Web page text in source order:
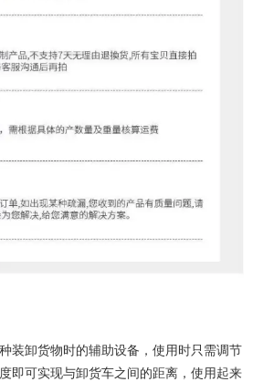
装卸货物时的辅助设备，使用时只需调节
即可实现与卸货车之间的距离，使用起来